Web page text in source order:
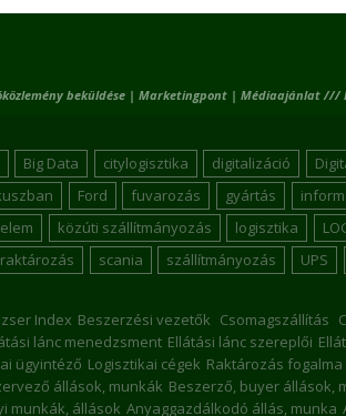
beküldése | Marketingpont | Médiaajánlat ///
Big Data citylogisztika digitalizáció
Ford fuvarozás gyártás
közúti szállítmányozás logisztika
raktározás scania szállítmányozás UPS
Index Beszerzési vezetők Csomagszállítás
lánc menedzsment Ellátási lánc szereplői
ügyintéző Logisztikai cégek Raktározás fogalma
állások, munkák Beszerző, buyer állások,
munkák, állások Anyaggazdálkodó állás, munka